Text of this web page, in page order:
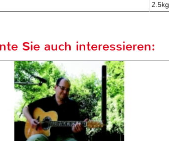
2.5kg
Sie auch interessieren: